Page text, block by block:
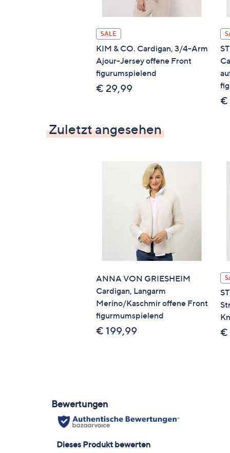
SALE
KIM & CO. Cardigan, 3/4-Arm
Ajour-Jersey offene Front
figurumspielend
€ 29,99
€
Zuletzt angesehen
ANNA VON GRIESHEIM
Cardigan, Langarm
Merino/Kaschmir offene Front
figurmumspielend
€ 199,99 €